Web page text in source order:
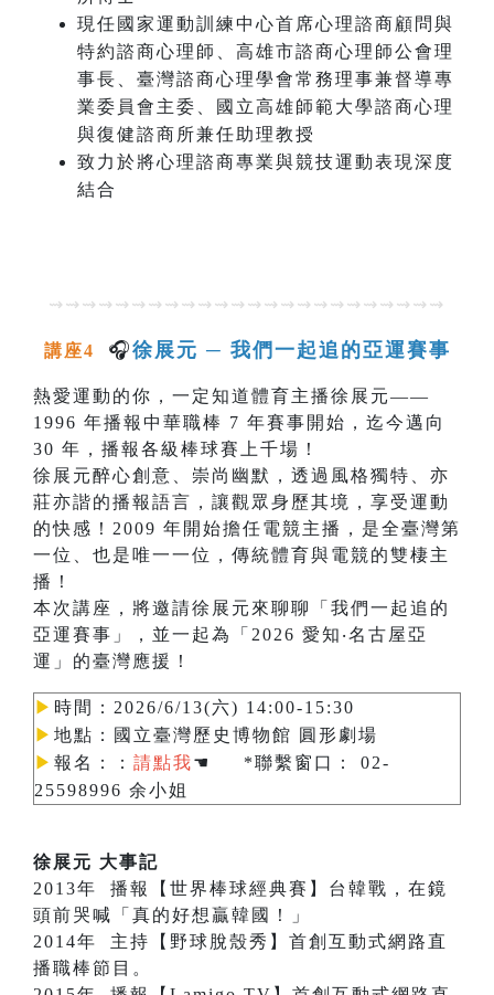
現任國家運動訓練中心首席心理諮商顧問與
特約諮商心理師、高雄市諮商心理師公會理
事長、臺灣諮商心理學會常務理事兼督導專
業委員會主委、國立高雄師範大學諮商心理
與復健諮商所兼任助理教授
致力於將心理諮商專業與競技運動表現深度
結合
⇝⇝⇝⇝⇝⇝⇝⇝⇝⇝⇝⇝⇝⇝⇝⇝⇝⇝⇝⇝⇝⇝⇝⇝
講座4 🎧徐展元 ─ 我們一起追的亞運賽事
熱愛運動的你，一定知道體育主播徐展元——
1996 年播報中華職棒 7 年賽事開始，迄今邁向
30 年，播報各級棒球賽上千場！
徐展元醉心創意、崇尚幽默，透過風格獨特、亦
莊亦諧的播報語言，讓觀眾身歷其境，享受運動
的快感！2009 年開始擔任電競主播，是全臺灣第
一位、也是唯一一位，傳統體育與電競的雙棲主
播！
本次講座，將邀請徐展元來聊聊「我們一起追的
亞運賽事」，並一起為「2026 愛知‧名古屋亞
運」的臺灣應援！
▶︎ 時間：2026/6/13(六) 14:00-15:30
▶︎ 地點：國立臺灣歷史博物館 圓形劇場
▶︎ 報名： ： 請點我☚
*聯繫窗口： 02-
25598996 余小姐
徐展元 大事記
2013年 播報【世界棒球經典賽】台韓戰，在鏡
頭前哭喊「真的好想贏韓國！」
2014年 主持【野球脫殼秀】首創互動式網路直
播職棒節目。